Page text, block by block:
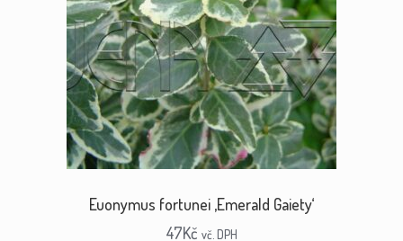
Euonymus fortunei ‚Emerald Gaiety‘
47Kč vč. DPH